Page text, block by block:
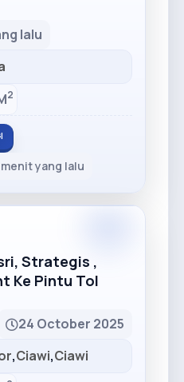
lalu
2
yang lalu
Strategis ,
Ke Pintu Tol
24 October 2025
,Ciawi,Ciawi